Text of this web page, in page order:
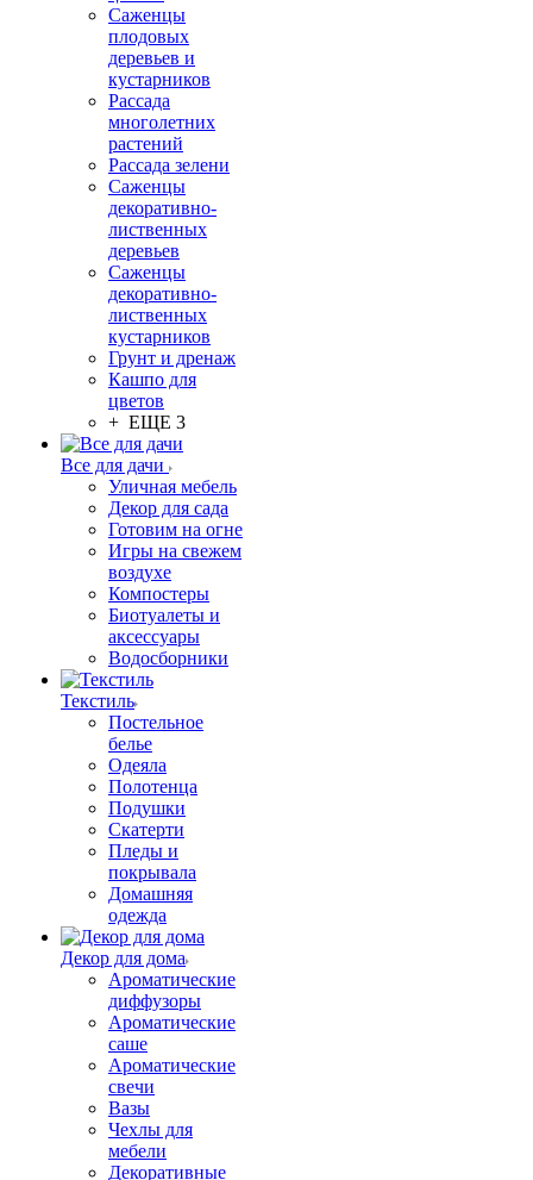
Саженцы
плодовых
деревьев и
кустарников
Рассада
многолетних
растений
Рассада зелени
Саженцы
декоративно-
лиственных
деревьев
Саженцы
декоративно-
лиственных
кустарников
Грунт и дренаж
Кашпо для
цветов
+ ЕЩЕ 3
Все для дачи
Уличная мебель
Декор для сада
Готовим на огне
Игры на свежем
воздухе
Компостеры
Биотуалеты и
аксессуары
Водосборники
Текстиль
Постельное
белье
Одеяла
Полотенца
Подушки
Скатерти
Пледы и
покрывала
Домашняя
одежда
Декор для дома
Ароматические
диффузоры
Ароматические
саше
Ароматические
свечи
Вазы
Чехлы для
мебели
Декоративные